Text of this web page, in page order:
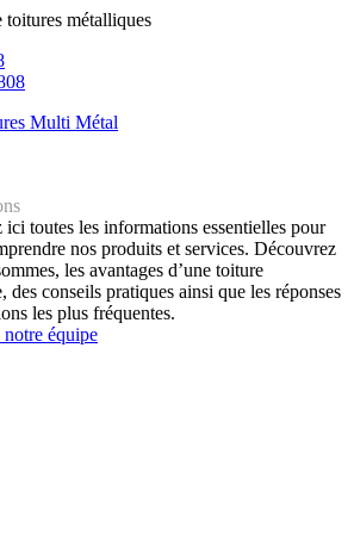
métalliques
ici toutes les informations essentielles pour
nos produits et services. Découvrez
les avantages d’une toiture
des conseils pratiques ainsi que les réponses
les plus fréquentes.
équipe